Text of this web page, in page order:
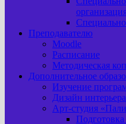
Преподавателю
Moodle
Расписание
Методическая
Дополнительное
Изучение
Дизайн интерьера
Арт-cтудия